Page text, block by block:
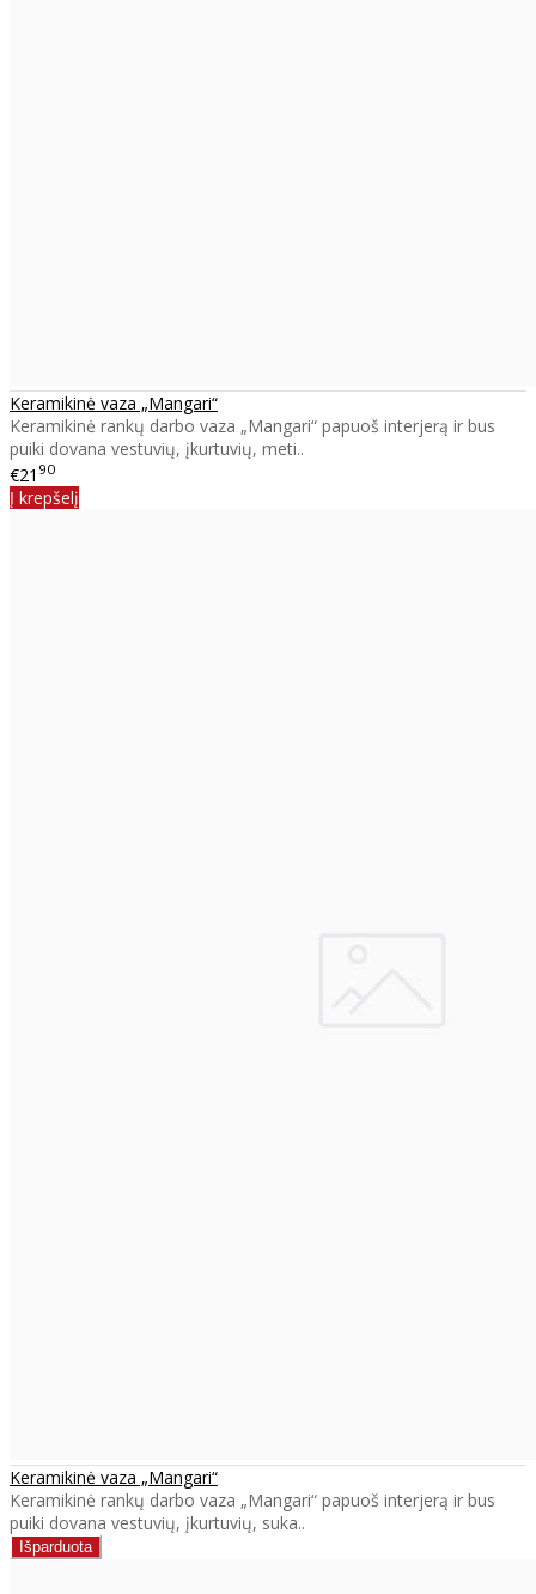
Keramikinė vaza „Mangari“
Keramikinė rankų darbo vaza „Mangari“ papuoš interjerą ir bus
puiki dovana vestuvių, įkurtuvių, meti..
€21 90
Į krepšelį
Keramikinė vaza „Mangari“
Keramikinė rankų darbo vaza „Mangari“ papuoš interjerą ir bus
puiki dovana vestuvių, įkurtuvių, suka..